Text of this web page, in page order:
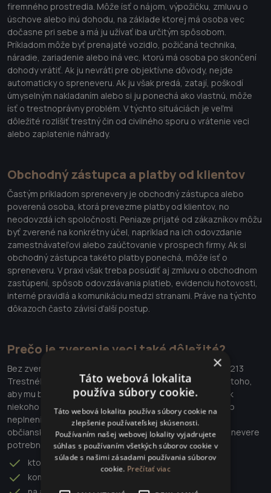
firemného prostredia. Môže ísť o nájom, výpožičku, zmluvu o
úschove alebo inú dohodu, na základe ktorej má osoba vec
dočasne pri sebe a má ju užívať iba určitým spôsobom.
Príkladom môže byť prenajaté vozidlo, požičaná technika,
náradie, zariadenie alebo iná vec, ktorú má osoba po skončení
dohody vrátiť. Ak ju nevráti pre objektívne dôvody, nejde
automaticky o spreneveru. Ak ju však predá, zatají, poškodí
úmyselným nakladaním alebo si ju ponechá ako vlastnú, môže
ísť o trestnoprávny problém. V týchto situáciách je veľmi
dôležité rozlíšiť trestný čin od civilného sporu o vrátenie veci
alebo zaplatenie náhrady.
Obchodný zástupca a platby od klientov
Častým príkladom sprenevery je obchodný zástupca alebo
poverená osoba, ktorá prevezme platby od klientov, no
neodovzdá ich spoločnosti. Peniaze prijaté od zákazníkov môžu
byť zverené na konkrétny účel, napríklad na ich odovzdanie
zamestnávateľovi alebo zaúčtovanie v prospech firmy. Ak si
obchodný zástupca takéto platby ponechá, môže ísť o
spreneveru. V praxi však treba posúdiť aj zmluvu o obchodnom
zastúpení, spôsob odovzdávania platieb, evidenciu hotovosti,
interné pravidlá a komunikáciu medzi stranami. Práve na týchto
dôkazoch často závisí ďalší postup.
Prečo je zverenie veci také dôležité?
Bez zverenia veci spravidla nejde o spreneveru podľa § 213
Trestného zákona. Ak sa niekto cudzej veci zmocní bez toho,
aby mu bola predtým zverená, môže ísť skôr o krádež. Ak
niekoho uvedie do omylu, môže ísť o podvod. Ak ide len o
neplnenie zmluvy alebo nevrátenie dlhu, môže ísť o
občianskoprávny alebo obchodný spor. Preto je pri sprenevere
potrebné vždy presne určiť:
kto bol vlastníkom veci,
komu bola vec odovzdaná,
×
Táto webová lokalita
používa súbory cookie.
Táto webová lokalita používa súbory cookie na
zlepšenie používateľskej skúsenosti.
Používaním našej webovej lokality vyjadrujete
súhlas s používaním všetkých súborov cookie v
súlade s našimi zásadami používania súborov
cookie. Prečítať viac